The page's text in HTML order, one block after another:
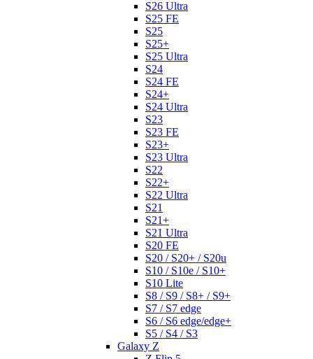
S26 Ultra
S25 FE
S25
S25+
S25 Ultra
S24
S24 FE
S24+
S24 Ultra
S23
S23 FE
S23+
S23 Ultra
S22
S22+
S22 Ultra
S21
S21+
S21 Ultra
S20 FE
S20 / S20+ / S20u
S10 / S10e / S10+
S10 Lite
S8 / S9 / S8+ / S9+
S7 / S7 edge
S6 / S6 edge/edge+
S5 / S4 / S3
Galaxy Z